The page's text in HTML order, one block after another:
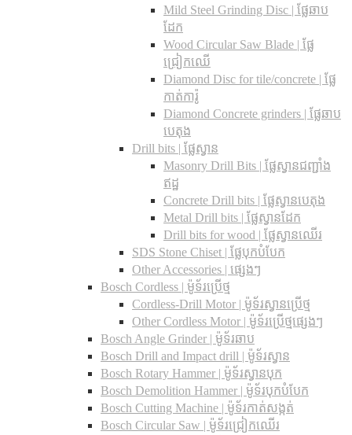
Mild Steel Grinding Disc | ផ្លែឆាប
ដែក
Wood Circular Saw Blade | ផ្លែ
ជ្រៀកឈើ
Diamond Disc for tile/concrete​ | ផ្លែ
កាត់ការ៉ូ
Diamond Concrete grinders | ផ្លែឆាប
បេតុង
Drill bits |​ ផ្លែស្វាន
Masonry Drill Bits |​ ផ្លែស្វានជញ្ជាំង
ឥដ្ឋ
Concrete Drill bits |​ ផ្លែស្វានបេតុង
Metal Drill bits |​ ផ្លែស្វានដែក
Drill bits for wood |​ ផ្លែស្វានឈើរ
SDS Stone Chiset |​ ផ្លែបុកបំបែក
Other Accessories | ផ្សេងៗ
Bosch Cordless | ម៉ូទ័រប្រើថ្ម
Cordless-Drill Motor | ម៉ូទ័រស្វានប្រើថ្ម
Other Cordless Motor | ម៉ូទ័រប្រើថ្មផ្សេងៗ
Bosch Angle Grinder | ម៉ូទ័រឆាប
Bosch Drill and Impact drill | ម៉ូទ័រស្វាន
Bosch Rotary Hammer | ម៉ូទ័រស្វានបុក
Bosch Demolition Hammer | ម៉ូទ័របុកបំបែក
Bosch Cutting Machine | ម៉ូទ័រកាត់សង្កត់
Bosch Circular Saw | ម៉ូទ័រជ្រៀកឈើរ